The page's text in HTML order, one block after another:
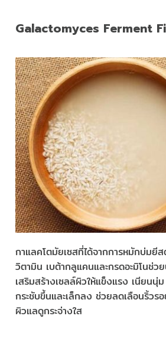
Galactomyces Ferment
กาแลคโตมัยเซสที่ได้จากการหมักบ่มยี
วิตามิน เบต้ากลูแคนและกรดอะมิโนช่ว
เสริมสร้างเซลล์ผิวให้แข็งแรง เนียน
กระชับขึ้นและเล็กลง ช่วยลดเลือนริ้วร
ผิวแลดูกระจ่างใส